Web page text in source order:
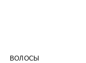
ВОЛОСЫ